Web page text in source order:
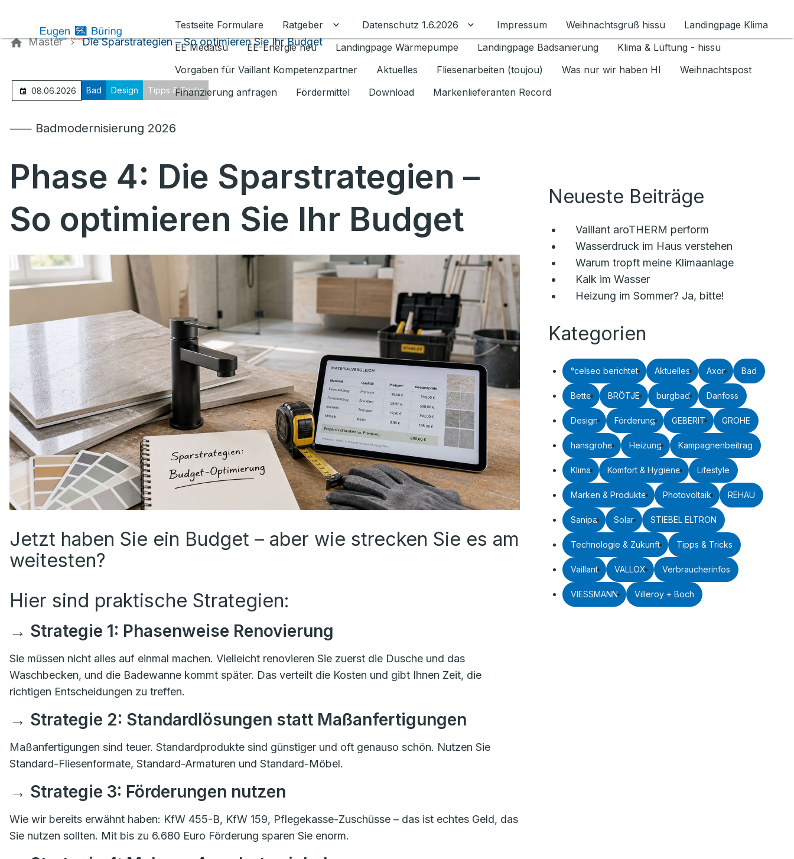
Testseite Formulare
Ratgeber Untermenü für Ratgeber umschalten
Datenschutz 1.6.2026 Untermenü für Datenschutz 1.6.2026 umschalten
Impressum Weihnachtsgruß hissu
Landingpage Klima
EE Medatsu
EE-Energie neu Landingpage Wärmepumpe Landingpage Badsanierung
Klima & Lüftung - hissu
Vorgaben für Vaillant Kompetenzpartner
Aktuelles Fliesenarbeiten (toujou) Was nur wir haben HI
Weihnachtspost
Finanzierung anfragen
Fördermittel Download Markenlieferanten Record
Master Die Sparstrategien – So optimieren Sie Ihr Budget
08.06.2026 Bad Design Tipps & Tricks
⸺ Badmodernisierung 2026
Phase 4: Die Sparstrategien –
So optimieren Sie Ihr Budget
Jetzt haben Sie ein Budget – aber wie strecken Sie es am
weitesten?
Hier sind praktische Strategien:
→ Strategie 1: Phasenweise Renovierung
Sie müssen nicht alles auf einmal machen. Vielleicht renovieren Sie zuerst die Dusche und das
Waschbecken, und die Badewanne kommt später. Das verteilt die Kosten und gibt Ihnen Zeit, die
richtigen Entscheidungen zu treffen.
→ Strategie 2: Standardlösungen statt Maßanfertigungen
Maßanfertigungen sind teuer. Standardprodukte sind günstiger und oft genauso schön. Nutzen Sie
Standard-Fliesenformate, Standard-Armaturen und Standard-Möbel.
→ Strategie 3: Förderungen nutzen
Wie wir bereits erwähnt haben: KfW 455-B, KfW 159, Pflegekasse-Zuschüsse – das ist echtes Geld, das
Sie nutzen sollten. Mit bis zu 6.680 Euro Förderung sparen Sie enorm.
Neueste Beiträge
Vaillant aroTHERM perform
Wasserdruck im Haus verstehen
Warum tropft meine Klimaanlage
Kalk im Wasser
Heizung im Sommer? Ja, bitte!
Kategorien
°celseo berichtet Aktuelles Axor Bad
Bette BRÖTJE burgbad Danfoss
Design Förderung GEBERIT GROHE
hansgrohe Heizung Kampagnenbeitrag
Klima Komfort & Hygiene Lifestyle
Marken & Produkte Photovoltaik REHAU
Sanipa Solar STIEBEL ELTRON
Technologie & Zukunft Tipps & Tricks
Vaillant VALLOX Verbraucherinfos
VIESSMANN Villeroy + Boch